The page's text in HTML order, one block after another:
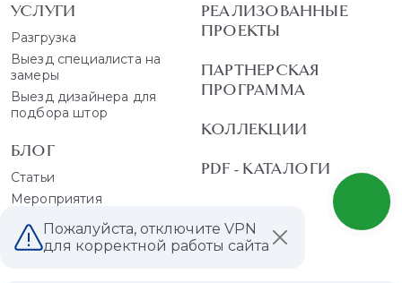
УСЛУГИ
Разгрузка
Выезд специалиста на
замеры
Выезд дизайнера для
подбора штор
БЛОГ
Статьи
Мероприятия
Акции
РЕАЛИЗОВАННЫЕ
ПРОЕКТЫ
ПАРТНЕРСКАЯ
ПРОГРАММА
КОЛЛЕКЦИИ
PDF - КАТАЛОГИ
Пожалуйста, отключите VPN
для корректной работы сайта